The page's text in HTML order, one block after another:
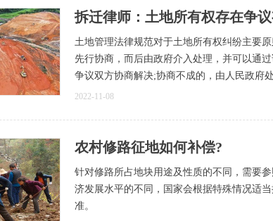
拆迁律师：土地所有权存在争
土地管理法律规范对于土地所有权纠纷主要
先行协商，而后由政府介入处理，并可以通
争议双方协商解决;协商不成的，由人民政府
2022-11-08
农村修路征地如何补偿?
针对修路所占地块用途及性质的不同，需要
济发展水平的不同，国家会根据特殊情况适
准。